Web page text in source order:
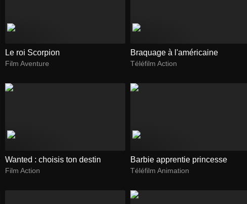
Le roi Scorpion
Film Aventure
Braquage à l'américaine
Téléfilm Action
Wanted : choisis ton destin
Film Action
Barbie apprentie princesse
Téléfilm Animation